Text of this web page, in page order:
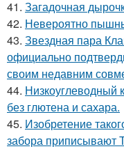
41. Загадочная
42. Невероятно
43. Звездная пара
официально
своим недавним
44. Низкоуглеводный
без глютена и сахара.
45. Изобретение
забора